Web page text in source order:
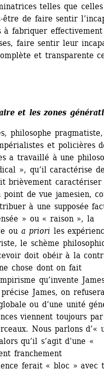
telles que
être de faire sentir
à fabriquer effectivement
faire sentir leur
et transparente
et les zones
philosophe
et policières
a travaillé à une
», qu’il caractérise
brièvement caractériser
point de vue jamesien,
à une supposée
» ou « raison », la
ou a priori les
le schème
doit obéir à la
chose dont on fait
qu’invente
James, on
ou d’une unité
viennent toujours par
Nous parlons d’«
qu’il s’agit d’une «
franchement
ferait « bloc » avec